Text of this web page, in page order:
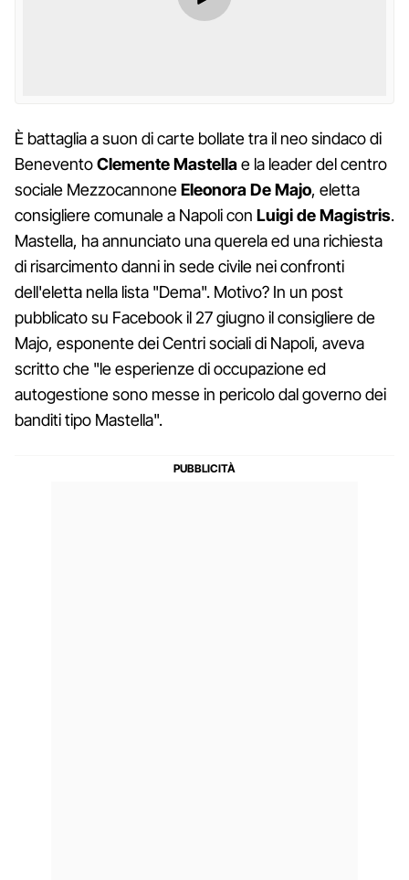
È battaglia a suon di carte bollate tra il neo sindaco di
BeneventoClemente Mastellae la leader del centro
sociale MezzocannoneEleonora De Majo, eletta
consigliere comunale a Napoli con Luigi de Magistris.
Mastella, ha annunciato una querela ed una richiesta
di risarcimento danni in sede civile nei confronti
dell'eletta nella lista "Dema". Motivo? In un post
pubblicato su Facebook il 27 giugno il consigliere de
Majo, esponente dei Centri sociali di Napoli, aveva
scritto che "le esperienze di occupazione ed
autogestione sono messe in pericolo dal governo dei
banditi tipo Mastella".